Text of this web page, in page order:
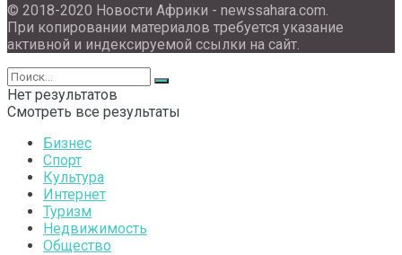
© 2018-2020 Новости Африки - newssahara.com.
При копировании материалов требуется указание
активной и индексируемой ссылки на сайт.
Нет результатов
Смотреть все результаты
Бизнес
Спорт
Культура
Интернет
Туризм
Недвижимость
Общество